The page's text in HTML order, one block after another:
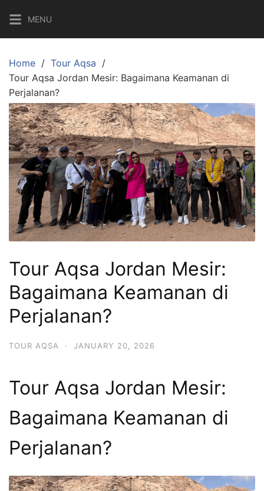
content
MENU
Home
Tour Aqsa
Tour Aqsa Jordan Mesir: Bagaimana Keamanan di
Perjalanan?
Tour Aqsa Jordan Mesir:
Bagaimana Keamanan di
Perjalanan?
TOUR AQSA · JANUARY 20, 2026
Tour Aqsa Jordan Mesir:
Bagaimana Keamanan di
Perjalanan?